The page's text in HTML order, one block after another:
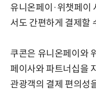
유니온페이·위챗페이
서도 간편하게 결제할
쿠콘은 유니온페이와
페이사와 파트너십을
관광객의 결제 편의성